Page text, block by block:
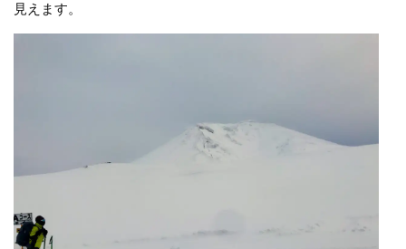
見えます。